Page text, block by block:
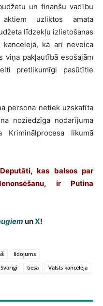
un finanšu vadību
uzliktos amata
līdzekļu izlietošanas
kā arī neveica
viņa pakļautībā esošajām
pretlikumīgi pasūtītie
persona netiek uzskatīta
noziedzīga nodarījuma
Kriminālprocesa likumā
kas balsos par
ir Putina
unX!
lidojums
Svarīgi tiesa Valsts kanceleja